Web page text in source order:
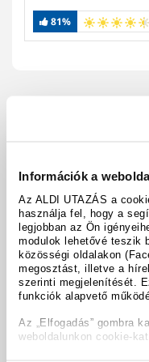
Információk a
Az ALDI UTAZÁS a
használja fel, hogy a
legjobban az Ön
modulok lehetővé teszik
közösségi oldalakon
megosztást, illetve a
szerinti megjelenítését.
funkciók alapvető
Az „Elfogadás” gombra
weboldalunkon cookie-
81%
Ausstattung &
Hoteldetails
Termine &
Copyright GIATA 2004 -